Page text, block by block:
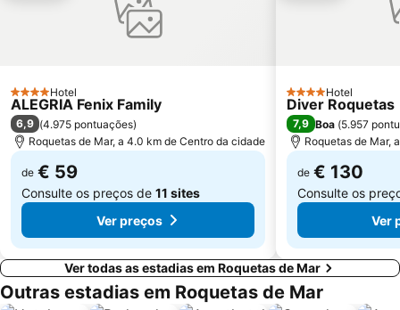
4 Estrelas
Hotel
ALEGRIA Fenix Family
6,9 (4.975 pontuações)
Roquetas de Mar, a 4.0 km de Centro da cidade
de € 59
Consulte os preços de 11 sites
Ver preços
4 Estrelas
Hotel
Diver Roquetas
7,9 Boa (5.957
Roquetas de Mar,
de € 130
Consulte os
Ver
Ver todas as estadias em Roquetas de Mar
Outras estadias em Roquetas de Mar